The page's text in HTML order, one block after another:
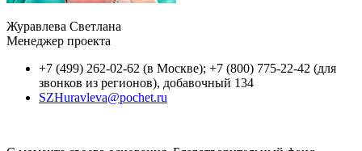
Журавлева Светлана
Менеджер проекта
+7 (499) 262-02-62 (в Москве); +7 (800) 775-22-42 (для
звонков из регионов), добавочный 134
SZHuravleva@pochet.ru